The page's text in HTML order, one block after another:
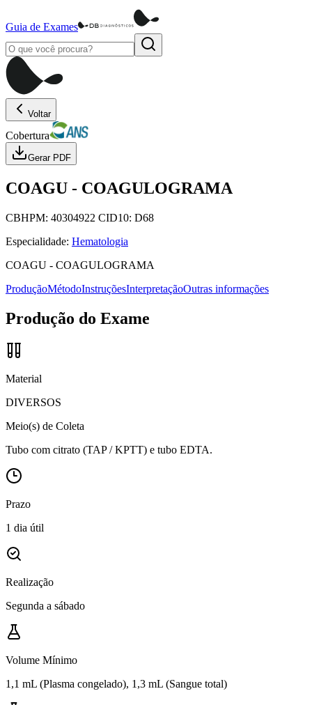
Guia de Exames
Voltar
Cobertura
Gerar PDF
COAGU - COAGULOGRAMA
CBHPM: 40304922 CID10: D68
Especialidade: Hematologia
COAGU - COAGULOGRAMA
ProduçãoMétodoInstruçõesInterpretaçãoOutras informações
Produção do Exame
Material
DIVERSOS
Meio(s) de Coleta
Tubo com citrato (TAP / KPTT) e tubo EDTA.
Prazo
1 dia útil
Realização
Segunda a sábado
Volume Mínimo
1,1 mL (Plasma congelado), 1,3 mL (Sangue total)